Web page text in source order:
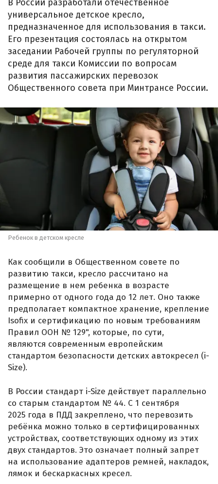
В России разработали отечественное
универсальное детское кресло,
предназначенное для использования в такси.
Его презентация состоялась на открытом
заседании Рабочей группы по регуляторной
среде для такси Комиссии по вопросам
развития пассажирских перевозок
Общественного совета при Минтрансе России.
Ребенок в детском кресле
Как сообщили в Общественном совете по
развитию такси, кресло рассчитано на
размещение в нем ребенка в возрасте
примерно от одного года до 12 лет. Оно также
предполагает компактное хранение, крепление
Isofix и сертификацию по новым требованиям
Правил ООН № 129", которые, по сути,
являются современным европейским
стандартом безопасности детских автокресел (i-
Size).
В России стандарт i-Size действует параллельно
со старым стандартом № 44. С 1 сентября
2025 года в ПДД закреплено, что перевозить
ребёнка можно только в сертифицированных
устройствах, соответствующих одному из этих
двух стандартов. Это означает полный запрет
на использование адаптеров ремней, накладок,
лямок и бескаркасных кресел.